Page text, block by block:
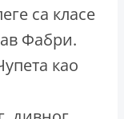
са класе
Фабри.
као